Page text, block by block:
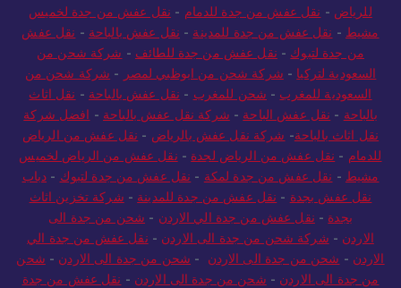
للرياض - نقل عفش من جدة للدمام - نقل عفش من جدة لخميس
مشيط - نقل عفش من جدة للمدينة - نقل عفش بالباحة - نقل عفش
من جدة لتبوك - نقل عفش من جدة للطائف - شركة شحن من
السعودية لتركيا - شركة شحن من ابوظبي لمصر - شركة شحن من
السعودية للمغرب - شحن للمغرب - نقل عفش بالباحة - نقل اثاث
بالباحة - نقل عفش الباحة - شركة نقل عفش بالباحة - افضل شركة
نقل اثاث بالباحة- شركة نقل عفش بالرياض - نقل عفش من الرياض
للدمام - نقل عفش من الرياض لجدة - نقل عفش من الرياض لخميس
مشيط - نقل عفش من جدة لمكة - نقل عفش من جدة لتبوك - دباب
نقل عفش بجدة - نقل عفش من جدة للمدينة - شركة تخزين اثاث
بجدة - نقل عفش من جدة الي الاردن - شحن من جدة الى
الاردن - شركة شحن من جدة الى الاردن - نقل عفش من جدة الي
الاردن - شحن من جدة الى الاردن - شحن من جدة الى الاردن - شحن
من جدة الى الاردن - شحن من جدة الى الاردن - نقل عفش من جدة